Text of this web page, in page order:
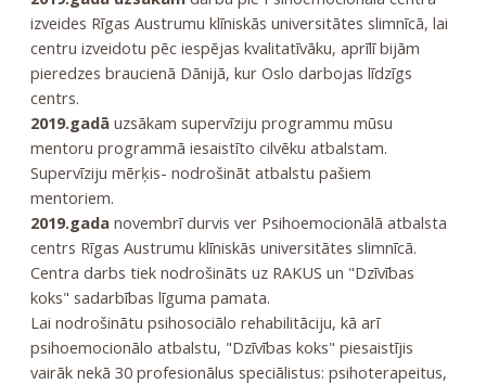
izveides Rīgas Austrumu klīniskās universitātes slimnīcā, lai
centru izveidotu pēc iespējas kvalitatīvāku, aprīlī bijām
pieredzes braucienā Dānijā, kur Oslo darbojas līdzīgs
centrs.
2019.gadāuzsākam supervīziju programmu mūsu
mentoru programmā iesaistīto cilvēku atbalstam.
Supervīziju mērķis- nodrošināt atbalstu pašiem
mentoriem.
2019.gadanovembrī durvis ver Psihoemocionālā atbalsta
centrs Rīgas Austrumu klīniskās universitātes slimnīcā.
Centra darbs tiek nodrošināts uz RAKUS un "Dzīvības
koks" sadarbības līguma pamata.
Lai nodrošinātu psihosociālo rehabilitāciju, kā arī
psihoemocionālo atbalstu, "Dzīvības koks" piesaistījis
vairāk nekā 30 profesionālus speciālistus: psihoterapeitus,